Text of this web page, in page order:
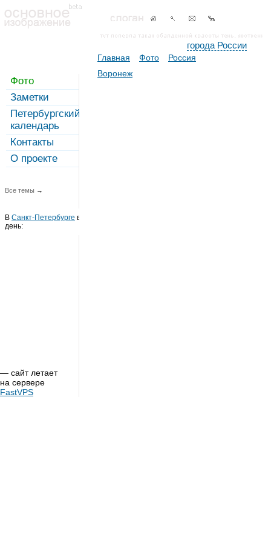
города России
Фото
Заметки
Петербургский
календарь
Контакты
О проекте
Все темы →
В Санкт-Петербурге в этот
день:
— сайт летает
на сервере
FastVPS
Главная Фото
Россия
Воронеж